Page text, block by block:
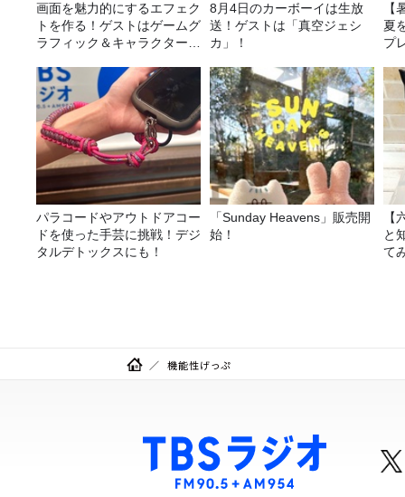
画面を魅力的にするエフェク
トを作る！ゲストはゲームグ
ラフィック＆キャラクター専
8月4日のカーボーイは生放
送！ゲストは「真空ジェシ
カ」！
夏
プ
パラコードやアウトドアコー
ドを使った手芸に挑戦！デジ
タルデトックスにも！
「Sunday Heavens」販売開
始！
と
て
機能性げっぷ